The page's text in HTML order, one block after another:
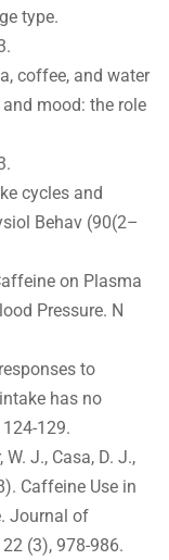
type.
coffee, and water
mood: the role
cycles and
Behav (90(2–
on Plasma
Pressure. N
to
has no
129.
J., Casa, D. J.,
Caffeine Use in
Journal of
(3), 978-986.